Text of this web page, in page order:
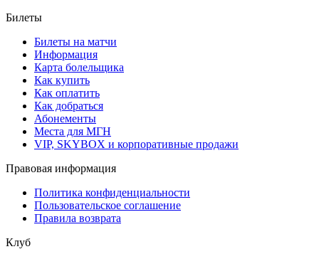
Билеты
Билеты на матчи
Информация
Карта болельщика
Как купить
Как оплатить
Как добраться
Абонементы
Места для МГН
VIP, SKYBOX и корпоративные продажи
Правовая информация
Политика конфиденциальности
Пользовательское соглашение
Правила возврата
Клуб